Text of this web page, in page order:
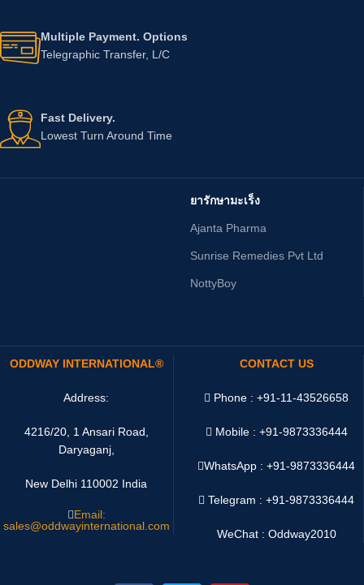
Multiple Payment. Options
Telegraphic Transfer, L/C
Fast Delivery.
Lowest Turn Around Time
ยารักษามะเร็ง
Ajanta Pharma
Sunrise Remedies Pvt Ltd
NottyBoy
ODDWAY INTERNATIONAL®
Address:
4216/20, 1 Ansari Road,
Daryaganj,
New Delhi 110002 India
Email:
sales@oddwayinternational.com
CONTACT US
Phone : +91-11-43526658
Mobile : +91-9873336444
WhatsApp :+91-9873336444
Telegram : +91-9873336444
WeChat : Oddway2010